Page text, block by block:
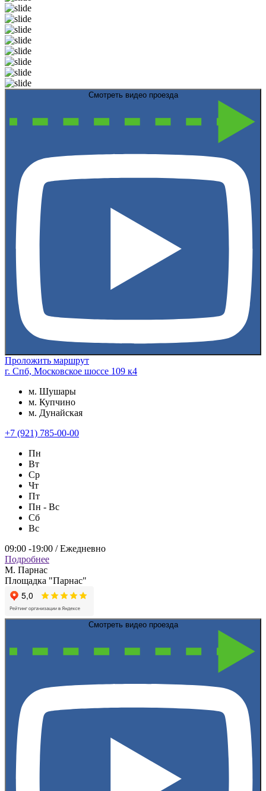
Смотреть видео проезда
Проложить маршрут
г. Спб, Московское шоссе 109 к4
м. Шушары
м. Купчино
м. Дунайская
+7 (921) 785-00-00
Пн
Вт
Ср
Чт
Пт
Пн - Вс
Сб
Вс
09:00 -19:00 / Ежедневно
Подробнее
М. Парнас
Площадка "Парнас"
Смотреть видео проезда